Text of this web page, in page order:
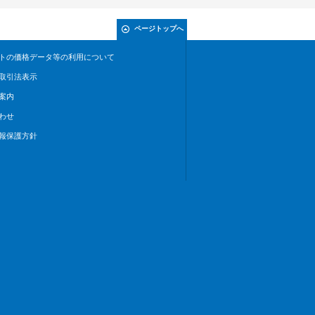
ページトップへ
の価格データ等の利用について
引法表示
内
せ
保護方針